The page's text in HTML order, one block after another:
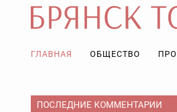
ГЛАВНАЯ ОБЩЕСТВО
ПОСЛЕДНИЕ КОММЕНТАРИИ